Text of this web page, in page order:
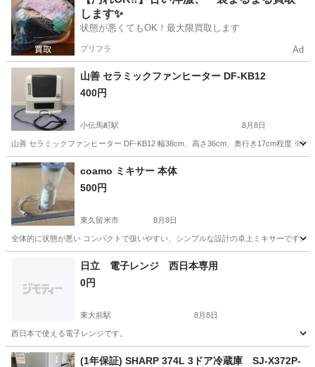
します✨
状態が悪くてもOK！最大限買取します
プリフラ Ad
山善 セラミックファンヒーター DF-KB12
400円
小伝馬町駅 8月8日
山善 セラミックファンヒーター DF-KB12 幅38cm、高さ36cm、奥行き17cm程度 ※
東京 中央区 季節、空調家電
coamo ミキサー 本体
500円
東久留米市 8月8日
全体的に状態が悪い コンパクトで扱いやすい、シンプルな設計の卓上ミキサーです
東久留米市 キッチン家電 ミキサー
日立 電子レンジ 西日本専用
0円
東大前駅 8月8日
西日本で使える電子レンジです。
東京 文京区 東大前駅
(1年保証) SHARP 374L 3ドア冷蔵庫 SJ-X372P-